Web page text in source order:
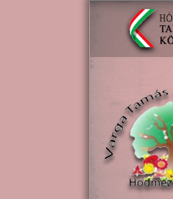
Ugrás a tartalomra